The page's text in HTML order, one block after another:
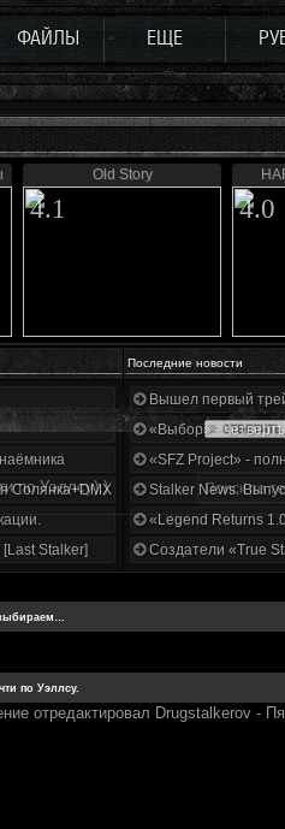
ФАЙЛЫ ЕЩЕ
Old Story
4.1 4.0
Последние новости
Солянка+DMX 1.3.5.ООП.МА.К.
Stalker]
Вышел первый
«Выбор» -
«SFZ Project» -
Stalker News.
«Legend Returns
Создатели «True
по Уэллсу).)
отредактировал Drugstalkerov -